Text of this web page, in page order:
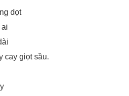
dọt
cay giọt sầu.